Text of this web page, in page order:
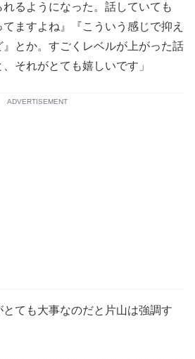
るようになった。話していても
てますよね』『こういう感じで抑え
とか。すごくレベルが上がった話
それがとても嬉しいです」
ADVERTISEMENT
ても大事なのだと片山は強調す